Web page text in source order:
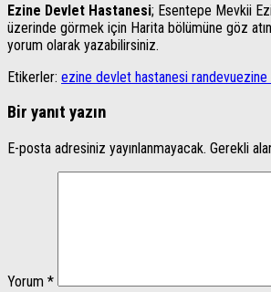
Ezine Devlet Hastanesi; Esentepe Mevkii
üzerinde görmek için Harita bölümüne göz
yorum olarak yazabilirsiniz.
Etikerler: ezine devlet hastanesi randevuezine
Bir yanıt yazın
E-posta adresiniz yayınlanmayacak. Gerekli
Yorum *